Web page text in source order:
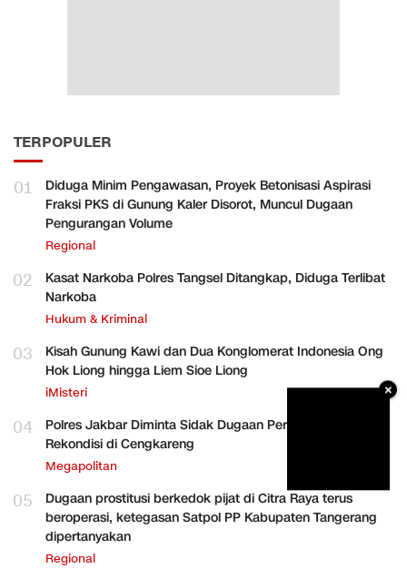
TERPOPULER
01
Diduga Minim Pengawasan, Proyek Betonisasi Aspirasi
Fraksi PKS di Gunung Kaler Disorot, Muncul Dugaan
Pengurangan Volume
Regional
02
Kasat Narkoba Polres Tangsel Ditangkap, Diduga Terlibat
Narkoba
Hukum & Kriminal
03
Kisah Gunung Kawi dan Dua Konglomerat Indonesia Ong
Hok Liong hingga Liem Sioe Liong
iMisteri
04
Polres Jakbar Diminta Sidak Dugaan Perakitan HP
Rekondisi di Cengkareng
Megapolitan
05
Dugaan prostitusi berkedok pijat di Citra Raya terus
beroperasi, ketegasan Satpol PP Kabupaten Tangerang
dipertanyakan
Regional
×